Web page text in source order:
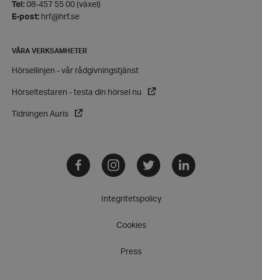
Tel: 08-457 55 00 (växel)
E-post: hrf@hrf.se
VÅRA VERKSAMHETER
Hörsellinjen - vår rådgivningstjänst
Hörseltestaren - testa din hörsel nu
Tidningen Auris
FacebookInstagramTwitter LinkedIn
Integritetspolicy
Cookies
Press